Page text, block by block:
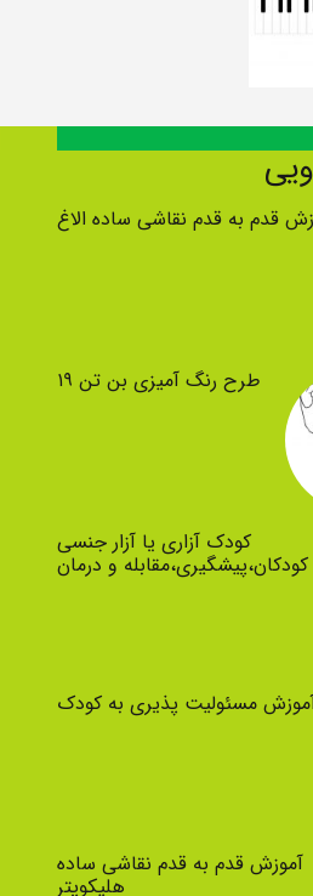
قدم به قدم نقاشی ساده الاغ
طرح رنگ آمیزی بن تن ۱۹
کودک آزاری یا آزار جنسی
کودکان،پیشگیری،مقابله و درمان
مسئولیت پذیری به کودک
آموزش قدم به قدم نقاشی ساده
هلیکوپتر